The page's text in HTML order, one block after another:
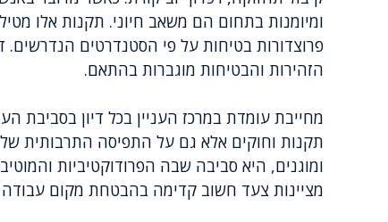
ומיומנות בתחום הם משאב חיוני. תקנות אלו
פרוצדורות בטיחות על פי הסטנדרטים הנדרשים.
הזהירות והבטיחות מוגברות בהתאם.
מחייבת עומדת במרכז העניין בכל דיון
תקנות וחוקים אלא גם על התפיסה התרבותית
ומוגנים, היא סביבה שבה הפרודוקטיביות
מציינות צעד חשוב קדימה בהבטחת מקום עבודה